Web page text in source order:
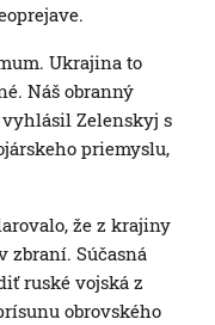
Ukrajina to
Náš obranný
vyhlásil Zelenskyj s
priemyslu,
že z krajiny
zbraní. Súčasná
ruské vojská z
obrovského